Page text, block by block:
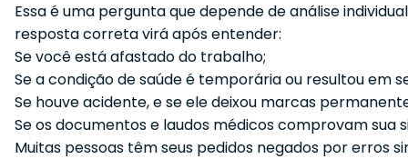
Essa é uma pergunta que depende de análise
resposta correta virá após entender:
Se você está afastado do trabalho;
Se a condição de saúde é temporária ou resultou em
Se houve acidente, e se ele deixou marcas
Se os documentos e laudos médicos comprovam sua
Muitas pessoas têm seus pedidos negados por erros